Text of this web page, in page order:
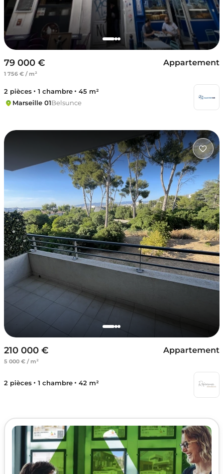
79 000 €
1 756 € / m²
Appartement
2 pièces 1 chambre
45 m²
Marseille 01Belsunce
210 000 €
5 000 € / m²
Appartement
2 pièces 1 chambre 42 m²